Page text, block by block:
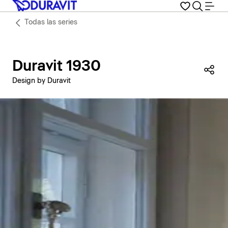
Todas las series
Duravit 1930
Design by Duravit